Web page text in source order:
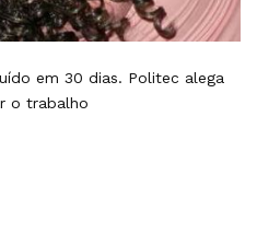
em 30 dias. Politec alega
o trabalho